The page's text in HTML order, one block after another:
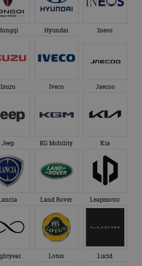
Hyundai Ineos
Isuzu Iveco Jaecoo
Jeep KG Mobility Kia
Land Rover Leapmotor
Lotus Lucid